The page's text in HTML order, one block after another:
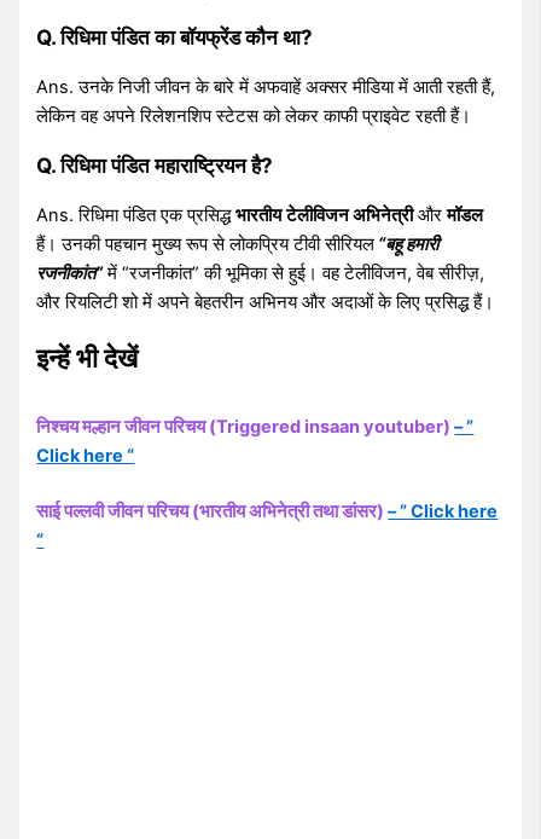
Q. रिधिमा पंडित का बॉयफ्रेंड कौन था?
Ans. उनके निजी जीवन के बारे में अफवाहें अक्सर मीडिया में आती रहती हैं,
लेकिन वह अपने रिलेशनशिप स्टेटस को लेकर काफी प्राइवेट रहती हैं।
Q. रिधिमा पंडित महाराष्ट्रियन है?
Ans. रिधिमा पंडित एक प्रसिद्धभारतीय टेलीविजन अभिनेत्रीऔरमॉडल
हैं। उनकी पहचान मुख्य रूप से लोकप्रिय टीवी सीरियल “बहू हमारी
रजनीकांत”में “रजनीकांत” की भूमिका से हुई। वह टेलीविजन, वेब सीरीज़,
और रियलिटी शो में अपने बेहतरीन अभिनय और अदाओं के लिए प्रसिद्ध हैं।
इन्हें भी देखें
निश्चय मल्हान जीवन परिचय (Triggered insaan youtuber)– ”
Click here “
साई पल्लवी जीवन परिचय (भारतीय अभिनेत्री तथा डांसर)– ” Click here
“